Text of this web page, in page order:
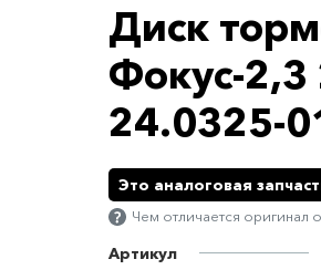
Диск
Фокус-2,3
24.0325-
Это аналоговая
Чем отличается оригинал
Артикул